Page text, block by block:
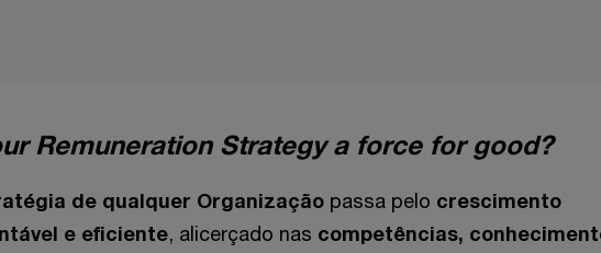
Remuneration Strategy a force for good?
de qualquer Organização passa pelo crescimento
e eficiente, alicerçado nas competências,